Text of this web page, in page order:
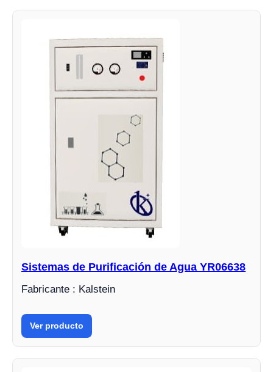
Sistemas de Purificación de Agua YR06638
Fabricante : Kalstein
Ver producto